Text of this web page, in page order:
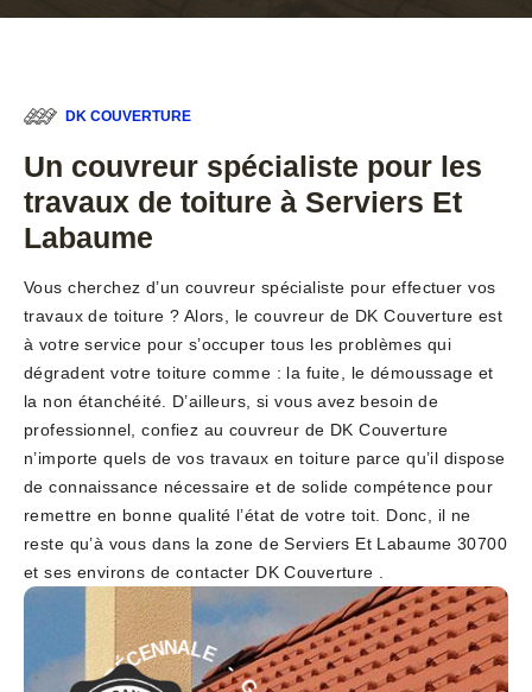
DK COUVERTURE
Un couvreur spécialiste pour les
travaux de toiture à Serviers Et
Labaume
Vous cherchez d’un couvreur spécialiste pour effectuer vos
travaux de toiture ? Alors, le couvreur de DK Couverture est
à votre service pour s’occuper tous les problèmes qui
dégradent votre toiture comme : la fuite, le démoussage et
la non étanchéité. D’ailleurs, si vous avez besoin de
professionnel, confiez au couvreur de DK Couverture
n’importe quels de vos travaux en toiture parce qu’il dispose
de connaissance nécessaire et de solide compétence pour
remettre en bonne qualité l’état de votre toit. Donc, il ne
reste qu’à vous dans la zone de Serviers Et Labaume 30700
et ses environs de contacter DK Couverture .
E
NNALE - GAR
A